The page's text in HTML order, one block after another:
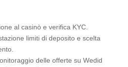
al casinò e verifica KYC.
limiti di deposito e scelta
delle offerte su Wedid